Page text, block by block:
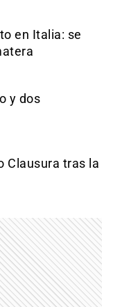
en Italia: se
y dos
Clausura tras la